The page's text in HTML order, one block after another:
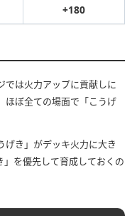
+180
では火力アップに貢献しに
ほぼ全ての場面で「こうげ
げき」がデッキ火力に大き
」を優先して育成しておくの